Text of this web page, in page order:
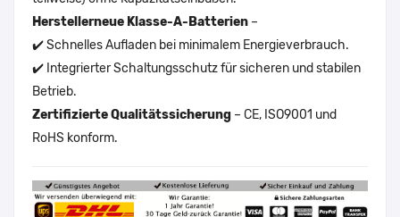
Herstellerneue Klasse-A-Batterien –
✔️ Schnelles Aufladen bei minimalem Energieverbrauch.
✔️ Integrierter Schaltungsschutz für sicheren und stabilen
Betrieb.
Zertifizierte Qualitätssicherung – CE, ISO9001 und
RoHS konform.